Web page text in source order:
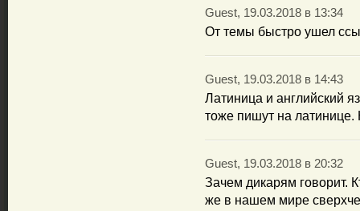
Guest, 19.03.2018 в 13:34
От темы быстро ушел
Guest, 19.03.2018 в 14:43
Латиница и английский
тоже пишут на латинице.
Guest, 19.03.2018 в 20:32
Зачем дикарям говорит.
же в нашем мире